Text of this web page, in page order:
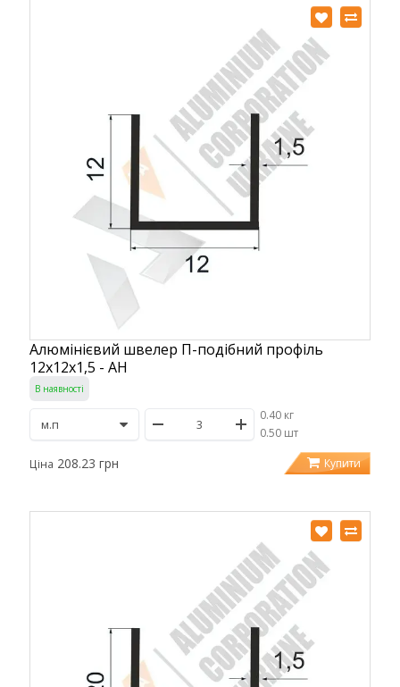
Алюмінієвий швелер П-подібний профіль
12х12х1,5 - АН
В наявності
0.40 кг
/0.50 шт
Ціна 208.23 грн Купити